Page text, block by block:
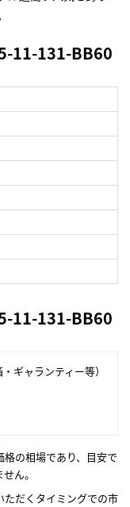
11-131-BB60
11-131-BB60
ギャランティー等）
格の相場であり、目安で
ん。
だくタイミングでの市